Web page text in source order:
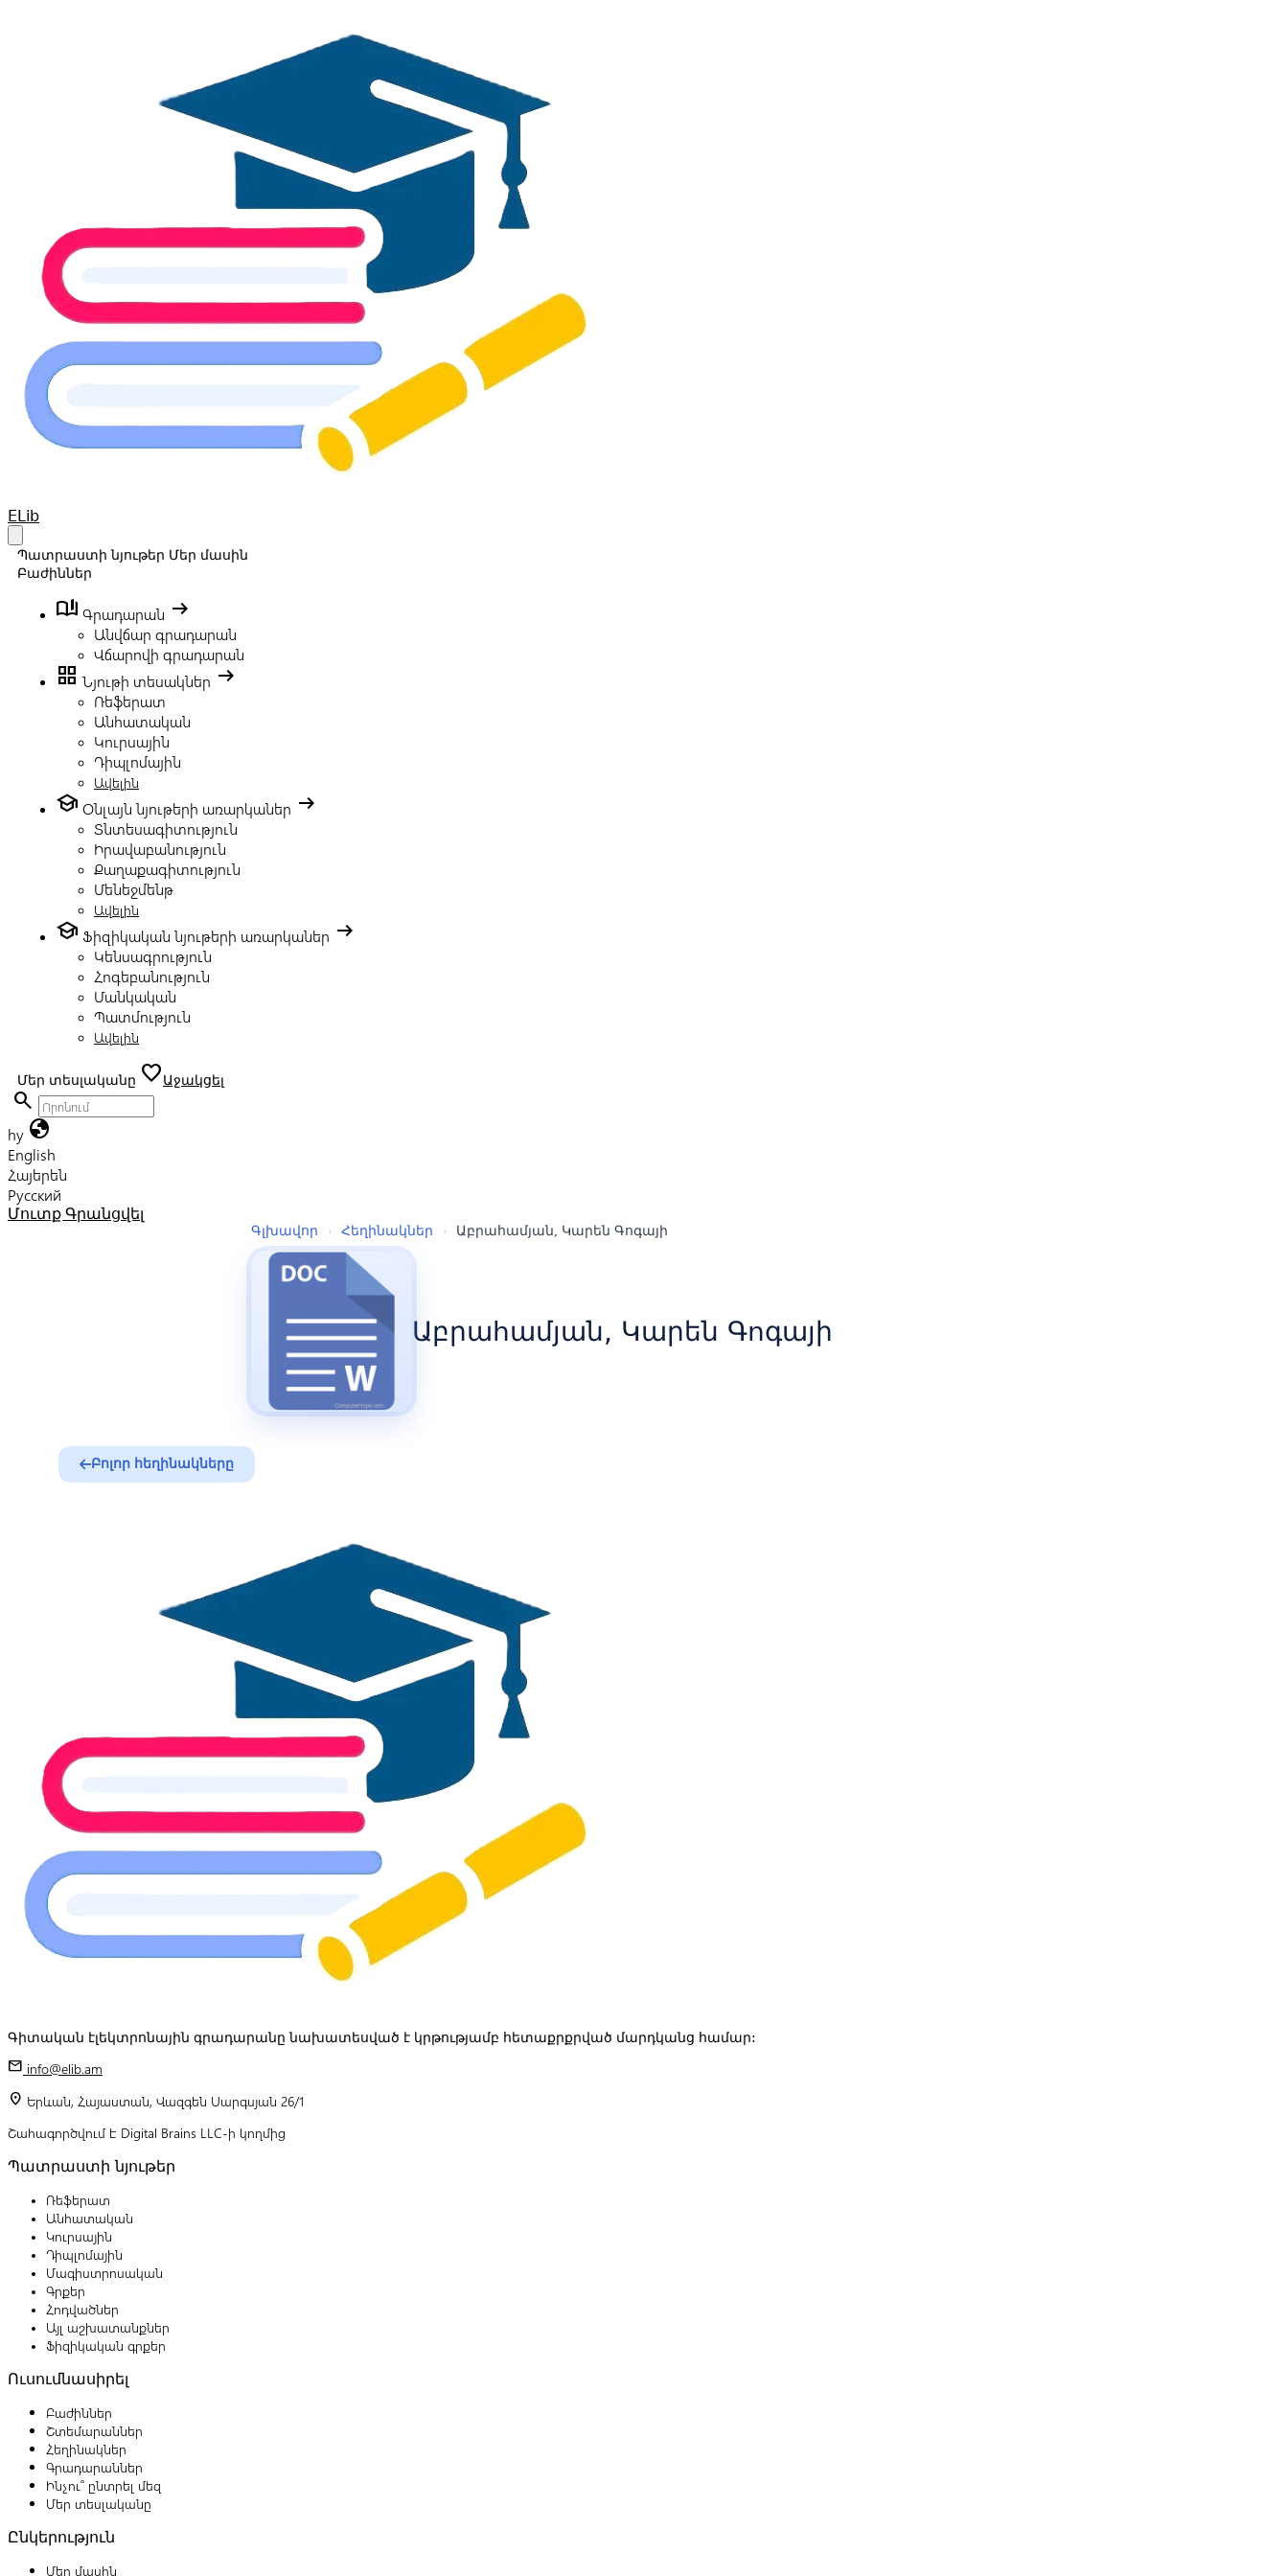
Your Company
ELib
Պատրաստի նյութեր Մեր մասին
Բաժիններ
book_ribbon Գրադարան arrow_right_alt
Անվճար գրադարան
Վճարովի գրադարան
grid_view Նյութի տեսակներ arrow_right_alt
Ռեֆերատ
Անհատական
Կուրսային
Դիպլոմային
Ավելին
school Օնլայն նյութերի առարկաներ arrow_right_alt
Տնտեսագիտություն
Իրավաբանություն
Քաղաքագիտություն
Մենեջմենթ
Ավելին
school Ֆիզիկական նյութերի առարկաներ arrow_right_alt
Կենսագրություն
Հոգեբանություն
Մանկական
Պատմություն
Ավելին
Մեր տեսլականը favoriteԱջակցել
search
hy globe
English
Հայերեն
Русский
Մուտք Գրանցվել
Գլխավոր › Հեղինակներ › Աբրահամյան, Կարեն Գոգայի
Աբրահամյան, Կարեն Գոգայի
Բոլոր հեղինակները
Գիտական էլեկտրոնային գրադարանը նախատեսված է կրթությամբ հետաքրքրված մարդկանց համար:
mail info@elib.am
location_on Երևան, Հայաստան, Վազգեն Սարգսյան 26/1
Շահագործվում է Digital Brains LLC-ի կողմից
Պատրաստի նյութեր
Ռեֆերատ
Անհատական
Կուրսային
Դիպլոմային
Մագիստրոսական
Գրքեր
Հոդվածներ
Այլ աշխատանքներ
Ֆիզիկական գրքեր
Ուսումնասիրել
Բաժիններ
Շտեմարաններ
Հեղինակներ
Գրադարաններ
Ինչու՞ ընտրել մեզ
Մեր տեսլականը
Ընկերություն
Մեր մասին